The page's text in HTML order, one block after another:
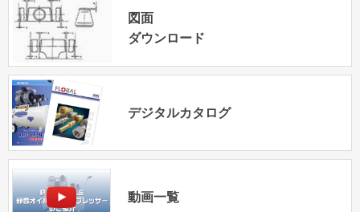
図面
ダウンロード
デジタルカタログ
動画一覧